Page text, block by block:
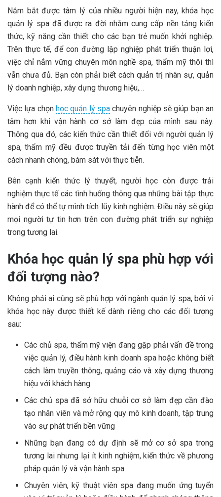
Nắm bắt được tâm lý của nhiều người hiện nay, khóa học
quản lý spa đã được ra đời nhằm cung cấp nền tảng kiến
thức, kỹ năng cần thiết cho các bạn trẻ muốn khởi nghiệp.
Trên thực tế, để con đường lập nghiệp phát triển thuận lợi,
việc chỉ nắm vững chuyên môn nghề spa, thẩm mỹ thôi thì
vẫn chưa đủ. Bạn còn phải biết cách quản trị nhân sự, quản
lý doanh nghiệp, xây dựng thương hiệu,…
Việc lựa chọn học quản lý spa chuyên nghiệp sẽ giúp bạn an
tâm hơn khi vận hành cơ sở làm đẹp của mình sau này.
Thông qua đó, các kiến thức cần thiết đối với người quản lý
spa, thẩm mỹ đều được truyền tải đến từng học viên một
cách nhanh chóng, bám sát với thực tiễn.
Bên cạnh kiến thức lý thuyết, người học còn được trải
nghiệm thực tế các tình huống thông qua những bài tập thực
hành để có thể tự mình tích lũy kinh nghiệm. Điều này sẽ giúp
mọi người tự tin hơn trên con đường phát triển sự nghiệp
trong tương lai.
Khóa học quản lý spa phù hợp với
đối tượng nào?
Không phải ai cũng sẽ phù hợp với ngành quản lý spa, bởi vì
khóa học này được thiết kế dành riêng cho các đối tượng
sau:
Các chủ spa, thẩm mỹ viện đang gặp phải vấn đề trong
việc quản lý, điều hành kinh doanh spa hoặc không biết
cách làm truyền thông, quảng cáo và xây dựng thương
hiệu với khách hàng
Các chủ spa đã sở hữu chuỗi cơ sở làm đẹp cần đào
tạo nhân viên và mở rộng quy mô kinh doanh, tập trung
vào sự phát triển bền vững
Những bạn đang có dự định sẽ mở cơ sở spa trong
tương lai nhưng lại ít kinh nghiệm, kiến thức về phương
pháp quản lý và vận hành spa
Chuyên viên, kỹ thuật viên spa đang muốn ứng tuyển